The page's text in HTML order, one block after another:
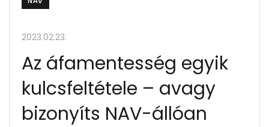
2023.02.23.
Az áfamentesség egyik
kulcsfeltétele – avagy
bizonyíts NAV-állóan